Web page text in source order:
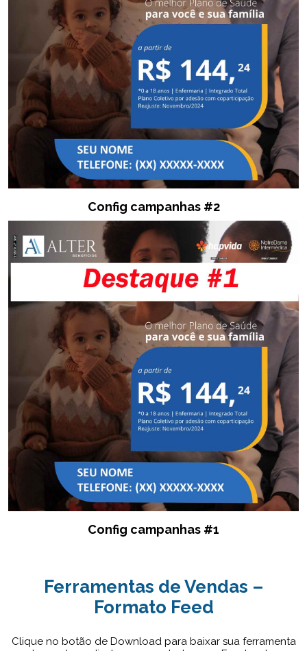
Config campanhas #2
Config campanhas #1
Ferramentas de Vendas –
Formato Feed
Clique no botão de Download para baixar sua ferramenta